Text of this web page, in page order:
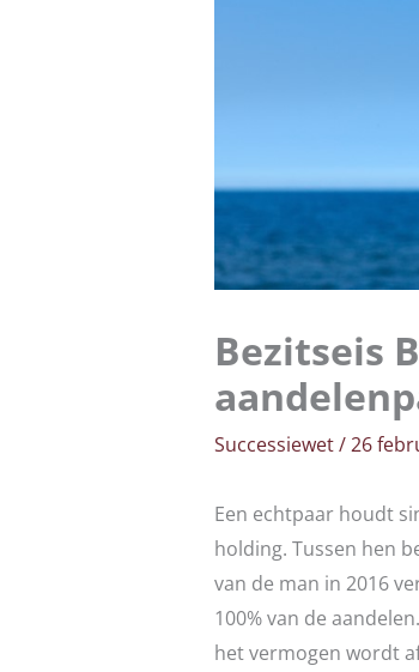
Bezitseis
Successiewet/26
Een echtpaar houdt
holding. Tussen hen
van de man in 2016
100% van de
het vermogen wordt